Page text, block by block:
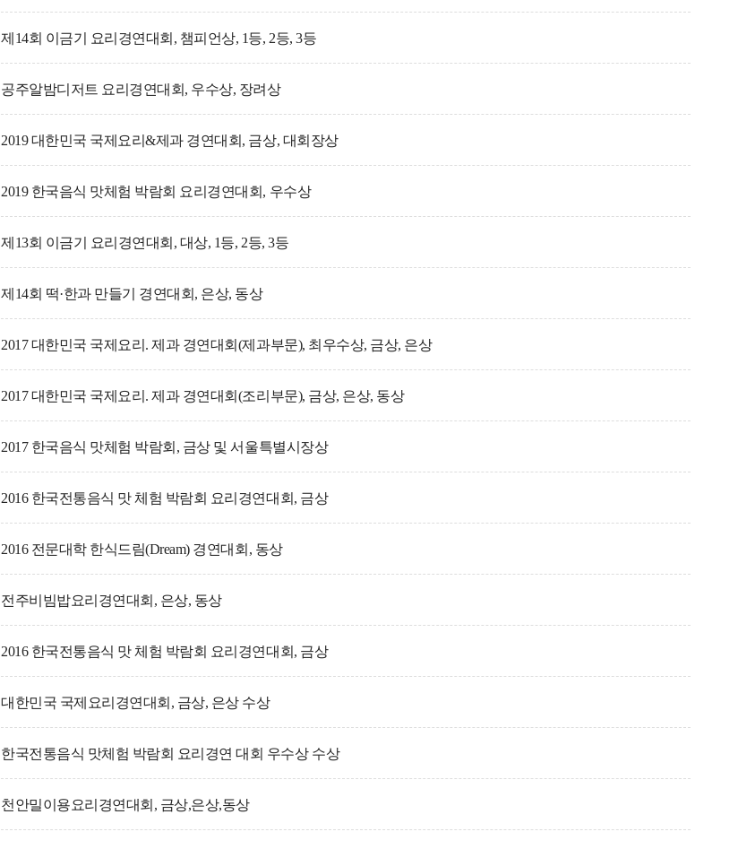
제14회 이금기 요리경연대회, 챔피언상, 1등, 2등, 3등
공주알밤디저트 요리경연대회, 우수상, 장려상
2019 대한민국 국제요리&제과 경연대회, 금상, 대회장상
2019 한국음식 맛체험 박람회 요리경연대회, 우수상
제13회 이금기 요리경연대회, 대상, 1등, 2등, 3등
제14회 떡·한과 만들기 경연대회, 은상, 동상
2017 대한민국 국제요리. 제과 경연대회(제과부문), 최우수상, 금상, 은상
2017 대한민국 국제요리. 제과 경연대회(조리부문), 금상, 은상, 동상
2017 한국음식 맛체험 박람회, 금상 및 서울특별시장상
2016 한국전통음식 맛 체험 박람회 요리경연대회, 금상
2016 전문대학 한식드림(Dream) 경연대회, 동상
전주비빔밥요리경연대회, 은상, 동상
2016 한국전통음식 맛 체험 박람회 요리경연대회, 금상
대한민국 국제요리경연대회, 금상, 은상 수상
한국전통음식 맛체험 박람회 요리경연 대회 우수상 수상
천안밀이용요리경연대회, 금상,은상,동상